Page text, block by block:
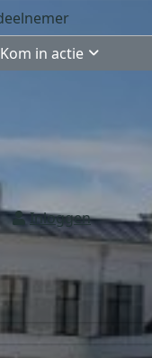
Kom in actie
Inloggen